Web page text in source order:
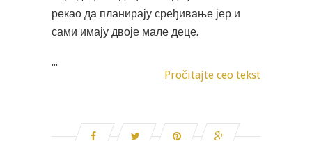
рекао да планирају сређивање јер и
сами имају двоје мале деце.
...
Pročitajte ceo tekst